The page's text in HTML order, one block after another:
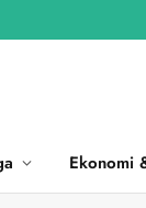
Ekonomi